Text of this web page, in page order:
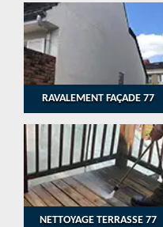
RAVALEMENT FAÇADE 77
NETTOYAGE TERRASSE 77